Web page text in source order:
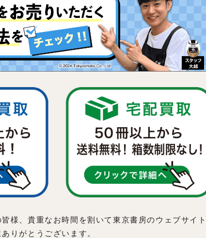
様、貴重なお時間を割いて東京書房のウェブサイト
りがとうございます。